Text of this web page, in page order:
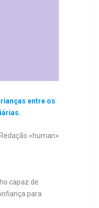
entre os
Redação «human»
capaz de
para